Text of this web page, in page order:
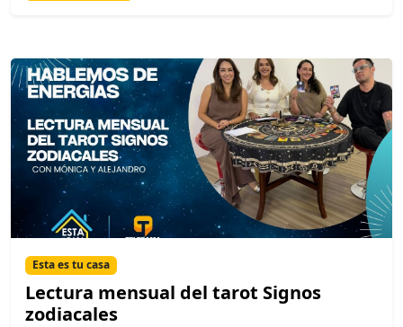
Esta es tu casa
Lectura mensual del tarot Signos
zodiacales